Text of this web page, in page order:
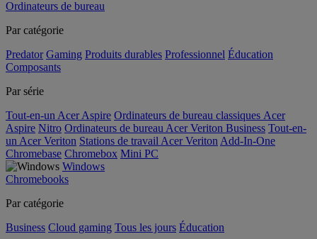
Ordinateurs de bureau
Par catégorie
Predator Gaming Produits durables Professionnel Éducation
Composants
Par série
Tout-en-un Acer Aspire Ordinateurs de bureau classiques Acer
Aspire Nitro Ordinateurs de bureau Acer Veriton Business Tout-en-
un Acer Veriton Stations de travail Acer Veriton Add-In-One
Chromebase Chromebox Mini PC
Windows
Chromebooks
Par catégorie
Business Cloud gaming Tous les jours Éducation